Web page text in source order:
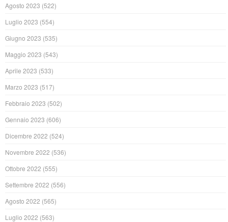
Agosto 2023 (522)
Luglio 2023 (554)
Giugno 2023 (535)
Maggio 2023 (543)
Aprile 2023 (533)
Marzo 2023 (517)
Febbraio 2023 (502)
Gennaio 2023 (606)
Dicembre 2022 (524)
Novembre 2022 (536)
Ottobre 2022 (555)
Settembre 2022 (556)
Agosto 2022 (565)
Luglio 2022 (563)